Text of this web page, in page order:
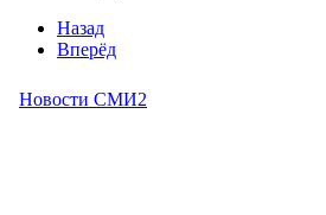
Назад
Вперёд